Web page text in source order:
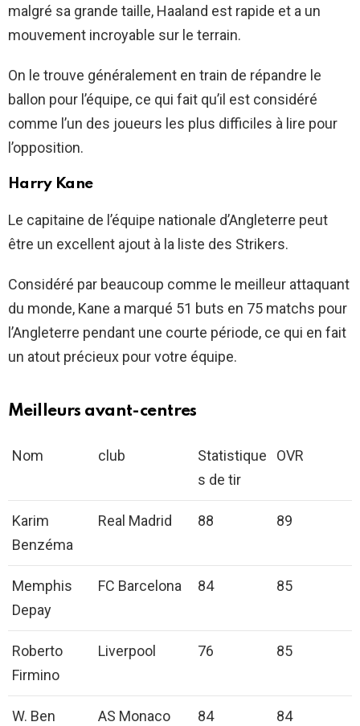
malgré sa grande taille, Haaland est rapide et a un
mouvement incroyable sur le terrain.
On le trouve généralement en train de répandre le
ballon pour l’équipe, ce qui fait qu’il est considéré
comme l’un des joueurs les plus difficiles à lire pour
l’opposition.
Harry Kane
Le capitaine de l’équipe nationale d’Angleterre peut
être un excellent ajout à la liste des Strikers.
Considéré par beaucoup comme le meilleur attaquant
du monde, Kane a marqué 51 buts en 75 matchs pour
l’Angleterre pendant une courte période, ce qui en fait
un atout précieux pour votre équipe.
Meilleurs avant-centres
Nom club
Statistique
s de tir
OVR
Karim
Benzéma
Real Madrid 88 89
Memphis
Depay
FC Barcelona 84 85
Roberto
Firmino
Liverpool 76 85
W. Ben
AS Monaco 84 84